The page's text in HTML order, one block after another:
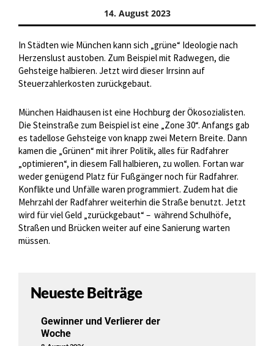
14. August 2023
In Städten wie München kann sich „grüne“ Ideologie nach
Herzenslust austoben. Zum Beispiel mit Radwegen, die
Gehsteige halbieren. Jetzt wird dieser Irrsinn auf
Steuerzahlerkosten zurückgebaut.
München Haidhausen ist eine Hochburg der Ökosozialisten.
Die Steinstraße zum Beispiel ist eine „Zone 30“. Anfangs gab
es tadellose Gehsteige von knapp zwei Metern Breite. Dann
kamen die „Grünen“ mit ihrer Politik, alles für Radfahrer
„optimieren“, in diesem Fall halbieren, zu wollen. Fortan war
weder genügend Platz für Fußgänger noch für Radfahrer.
Konflikte und Unfälle waren programmiert. Zudem hat die
Mehrzahl der Radfahrer weiterhin die Straße benutzt. Jetzt
wird für viel Geld „zurückgebaut“ – während Schulhöfe,
Straßen und Brücken weiter auf eine Sanierung warten
müssen.
Neueste Beiträge
Gewinner und Verlierer der
Woche